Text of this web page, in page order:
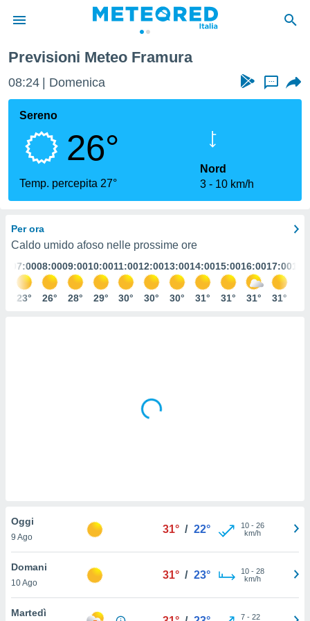
di
per
le
di
clic sul
Previsioni Meteo Framura
08:24 Domenica ...
Sereno
26°
Temp. percepita 27°
Nord
3
10 km/h
Per ora
Caldo umido afoso nelle prossime ore
07:00
23°
08:00
26°
09:00
28°
10:00
29°
11:00
30°
12:00
30°
13:00
30°
14:00
31°
15:00
31°
16:00
31°
17:00
31°
Oggi
9 Ago
31° / 22° 10- 26
km/h
Domani
10 Ago
31° / 23° 10- 28
km/h
Martedì 7- 22